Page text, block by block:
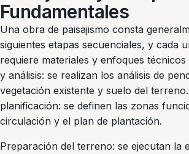
Fundamentales
Una obra de paisajismo consta
siguientes etapas secuenciales, y cada
requiere materiales y enfoques técnicos
y análisis: se realizan los análisis de
vegetación existente y suelo del
planificación: se definen las zonas
circulación y el plan de plantación.
Preparación del terreno: se ejecutan la